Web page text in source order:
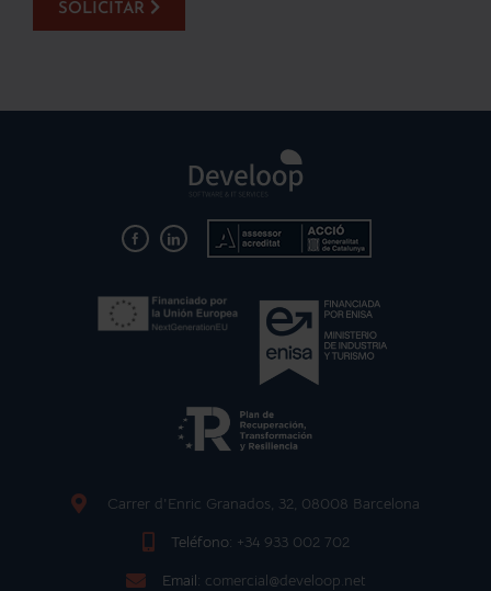
SOLICITAR
Carrer d'Enric Granados, 32, 08008 Barcelona
Teléfono: +34 933 002 702
Email: comercial@develoop.net